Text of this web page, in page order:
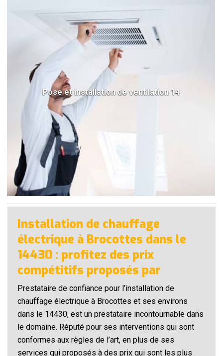
Pose et installation de ventilation 14
Installation de chauffage
électrique à Brocottes dans le
14430 : profitez des prix
compétitifs proposés par
Prestataire de confiance pour l’installation de
chauffage électrique à Brocottes et ses environs
dans le 14430, est un prestataire incontournable dans
le domaine. Réputé pour ses interventions qui sont
conformes aux règles de l’art, en plus de ses
services qui proposés à des prix qui sont les plus